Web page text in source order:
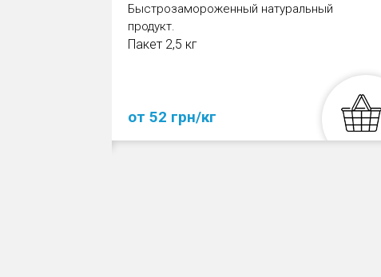
Быстрозамороженный натуральный
продукт.
Пакет 2,5 кг
от 52 грн/кг